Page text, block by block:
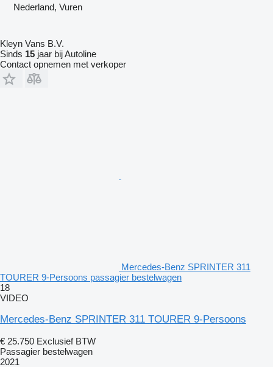
Nederland, Vuren
Kleyn Vans B.V.
Sinds 15 jaar bij Autoline
Contact opnemen met verkoper
Mercedes-Benz SPRINTER 311
TOURER 9-Persoons passagier bestelwagen
18
VIDEO
Mercedes-Benz SPRINTER 311 TOURER 9-Persoons
€ 25.750 Exclusief BTW
Passagier bestelwagen
2021